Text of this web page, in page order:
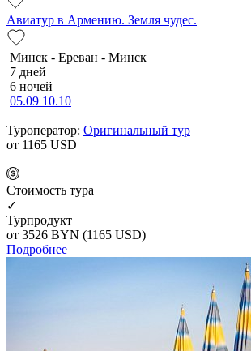
Авиатур в Армению. Земля чудес.
Минск - Ереван - Минск
7 дней
6 ночей
05.09 10.10
Туроператор: Оригинальный тур
от 1165 USD
Cтоимость тура
✓
Турпродукт
от 3526 BYN (1165 USD)
Подробнее